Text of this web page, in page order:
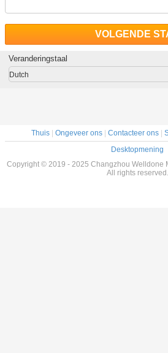
VOLGENDE
Veranderingstaal
Dutch
Thuis| Ongeveer ons| Contacteer ons|
Desktopmening
Copyright © 2019 - 2025 Changzhou Welldone
All rights reserved.